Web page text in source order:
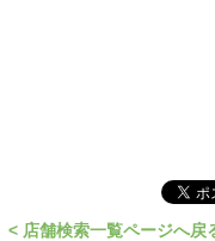
< 店舗検索一覧ページへ戻